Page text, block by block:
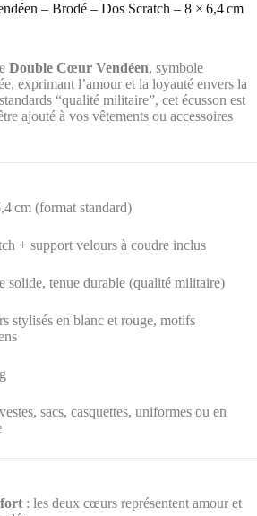
– Brodé – Dos Scratch – 8 × 6,4 cm
Double Cœur Vendéen, symbole
exprimant l’amour et la loyauté envers la
“qualité militaire”, cet écusson est
ajouté à vos vêtements ou accessoires
cm (format standard)
+ support velours à coudre inclus
solide, tenue durable (qualité militaire)
stylisés en blanc et rouge, motifs
sacs, casquettes, uniformes ou en
: les deux cœurs représentent amour et